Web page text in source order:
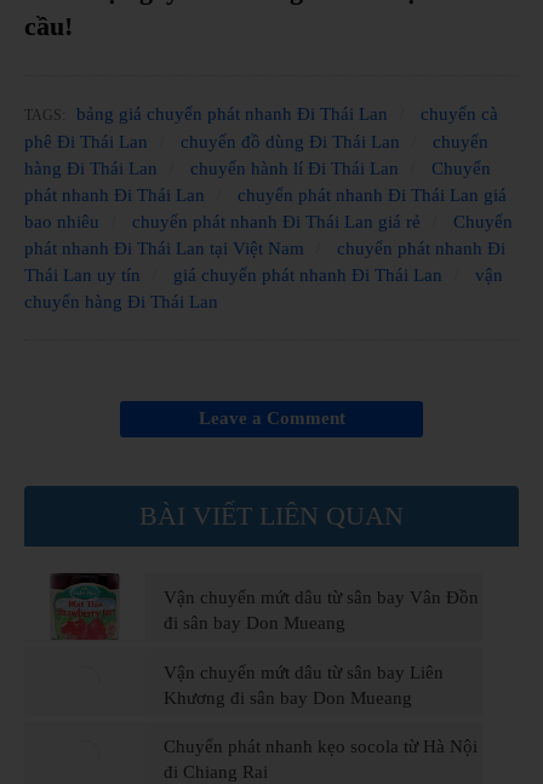
cầu!
TAGS: bảng giá chuyển phát nhanh Đi Thái Lan
chuyển cà
phê Đi Thái Lan
chuyển đồ dùng Đi Thái Lan
chuyển
hàng Đi Thái Lan
chuyển hành lí Đi Thái Lan
Chuyển
phát nhanh Đi Thái Lan
chuyển phát nhanh Đi Thái Lan giá
bao nhiêu
chuyển phát nhanh Đi Thái Lan giá rẻ
Chuyển
phát nhanh Đi Thái Lan tại Việt Nam
chuyển phát nhanh Đi
Thái Lan uy tín
giá chuyển phát nhanh Đi Thái Lan
vận
chuyển hàng Đi Thái Lan
Leave a Comment
BÀI VIẾT LIÊN QUAN
Vận chuyển mứt dâu từ sân bay Vân Đồn
đi sân bay Don Mueang
Vận chuyển mứt dâu từ sân bay Liên
Khương đi sân bay Don Mueang
Chuyển phát nhanh kẹo socola từ Hà Nội
đi Chiang Rai